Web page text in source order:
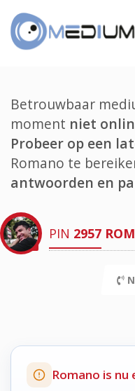
Betrouwbaar
moment niet
Probeer op een
Romano te
antwoorden en
PIN 2957
Romano is nu